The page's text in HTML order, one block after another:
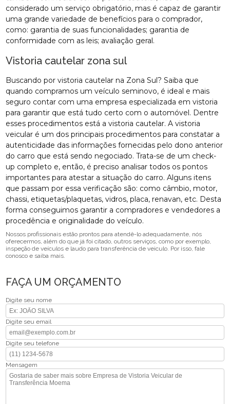
considerado um serviço obrigatório, mas é capaz de garantir
uma grande variedade de benefícios para o comprador,
como: garantia de suas funcionalidades; garantia de
conformidade com as leis; avaliação geral.
Vistoria cautelar zona sul
Buscando por vistoria cautelar na Zona Sul? Saiba que
quando compramos um veículo seminovo, é ideal e mais
seguro contar com uma empresa especializada em vistoria
para garantir que está tudo certo com o automóvel. Dentre
esses procedimentos está a vistoria cautelar. A vistoria
veicular é um dos principais procedimentos para constatar a
autenticidade das informações fornecidas pelo dono anterior
do carro que está sendo negociado. Trata-se de um check-
up completo e, então, é preciso analisar todos os pontos
importantes para atestar a situação do carro. Alguns itens
que passam por essa verificação são: como câmbio, motor,
chassi, etiquetas/plaquetas, vidros, placa, renavan, etc. Desta
forma conseguimos garantir a compradores e vendedores a
procedência e originalidade do veículo.
Nossos profissionais estão prontos para atendê-lo adequadamente, nós
oferecermos, além do que já foi citado, outros serviços, como por exemplo,
inspeção de veículos e laudo para transferência de veiculo. Por isso, fale
conosco e saiba mais.
FAÇA UM ORÇAMENTO
Digite seu nome
Digite seu email
Digite seu telefone
Mensagem